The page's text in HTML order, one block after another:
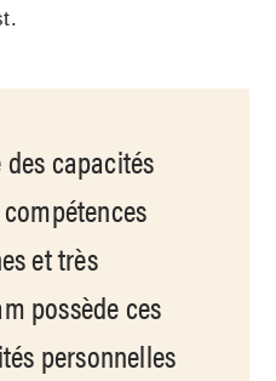
des capacités
et très
possède ces
personnelles